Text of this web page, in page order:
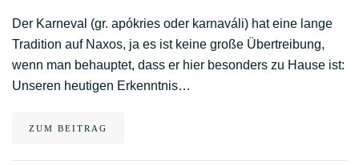
Der Karneval (gr. apókries oder karnaváli) hat eine lange
Tradition auf Naxos, ja es ist keine große Übertreibung,
wenn man behauptet, dass er hier besonders zu Hause ist:
Unseren heutigen Erkenntnis…
ZUM BEITRAG